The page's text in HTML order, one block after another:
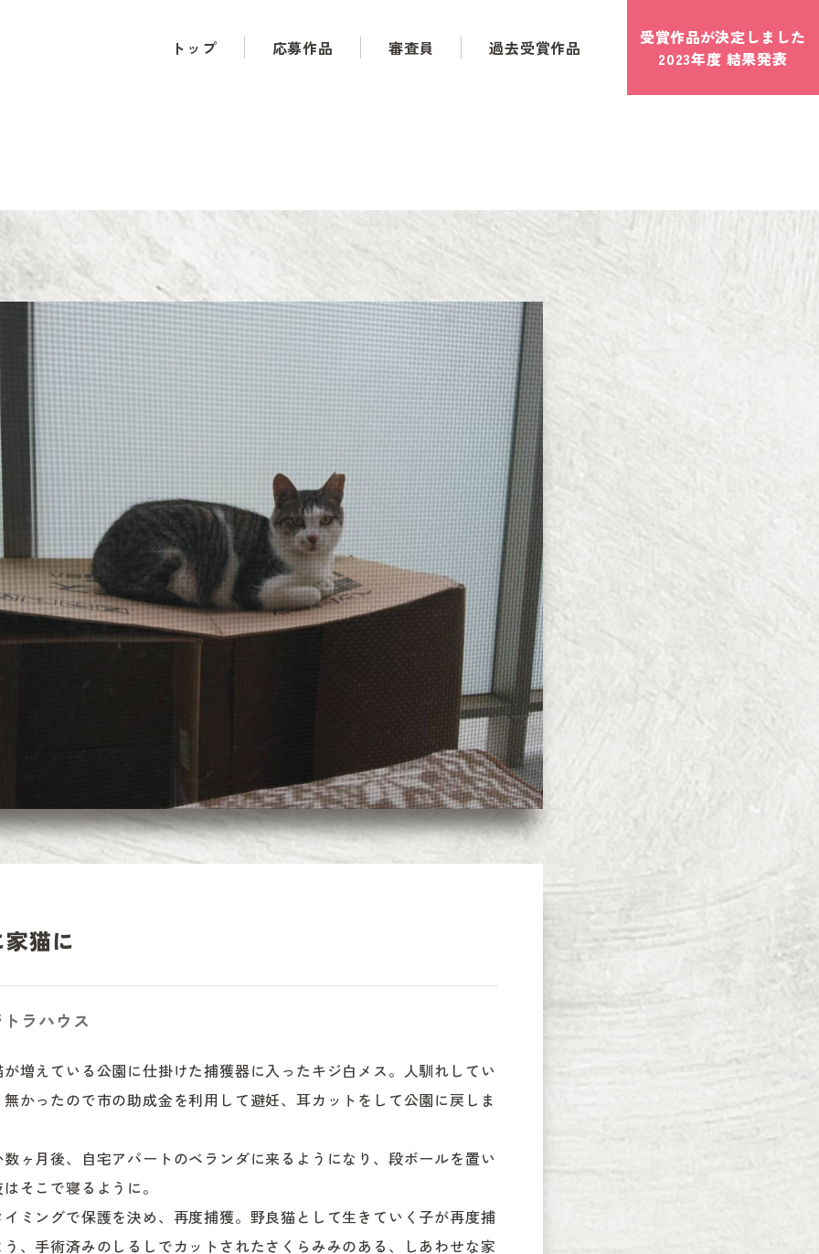
トップ 応募作品 審査員 過去受賞作品 受賞作品が決定しました
2023年度 結果発表
猫に
ラハウス
増えている公園に仕掛けた捕獲器に入ったキジ白メス。人馴れしてい
かったので市の助成金を利用して避妊、耳カットをして公園に戻しま
ヶ月後、自宅アパートのベランダに来るようになり、段ボールを置い
そこで寝るように。
ミングで保護を決め、再度捕獲。野良猫として生きていく子が再度捕
、手術済みのしるしでカットされたさくらみみのある、しあわせな家